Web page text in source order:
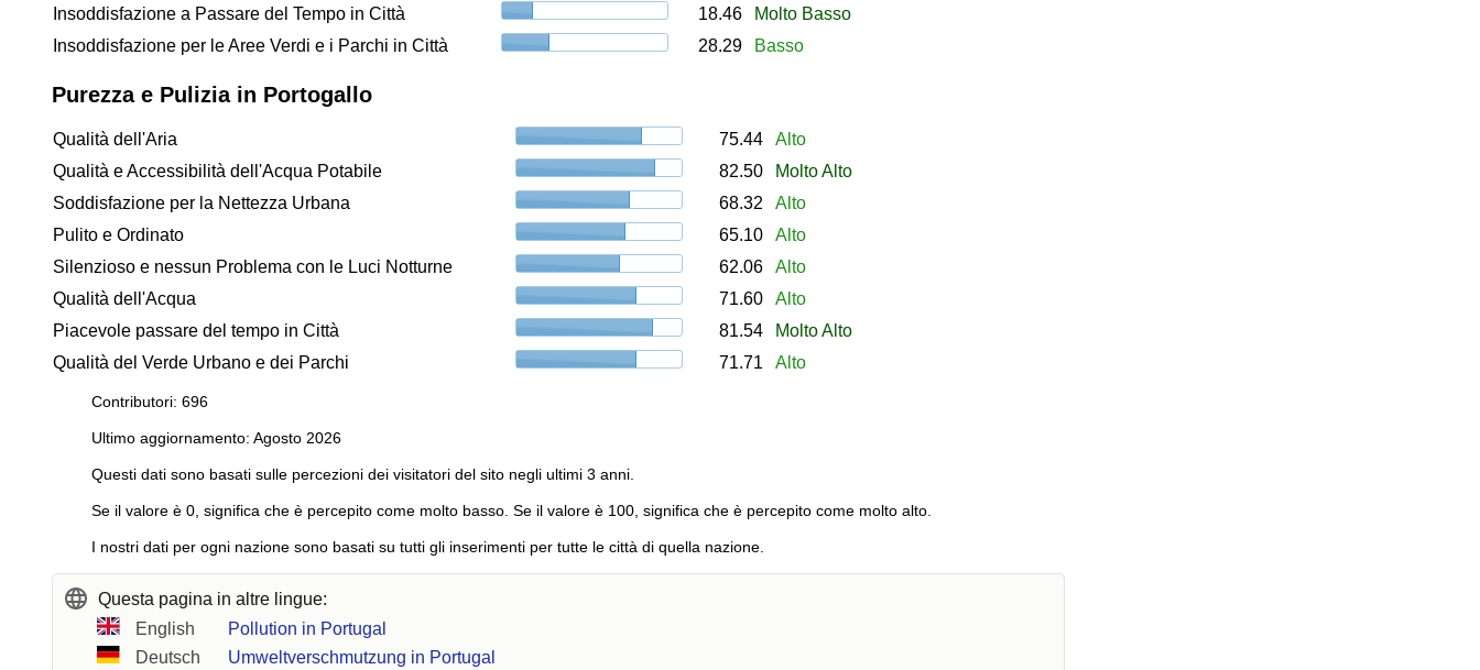
Insoddisfazione a Passare del Tempo in Città
18.46
Molto Basso
Insoddisfazione per le Aree Verdi e i Parchi in Città
28.29 Basso
Purezza e Pulizia in Portogallo
Qualità dell'Aria 75.44
Alto
Qualità e Accessibilità dell'Acqua Potabile
82.50
Molto Alto
Soddisfazione per la Nettezza Urbana
68.32
Alto
Pulito e Ordinato
65.10
Alto
Silenzioso e nessun Problema con le Luci Notturne
62.06
Alto
Qualità dell'Acqua
71.60
Alto
Piacevole passare del tempo in Città
81.54
Molto Alto
Qualità del Verde Urbano e dei Parchi
71.71 Alto
Contributori: 696
Ultimo aggiornamento: Agosto 2026
Questi dati sono basati sulle percezioni dei visitatori del sito negli ultimi 3 anni.
Se il valore è 0, significa che è percepito come molto basso. Se il valore è 100, significa che è percepito come molto alto.
I nostri dati per ogni nazione sono basati su tutti gli inserimenti per tutte le città di quella nazione.
Questa pagina in altre lingue:
English
Pollution in Portugal
Deutsch
Umweltverschmutzung in Portugal